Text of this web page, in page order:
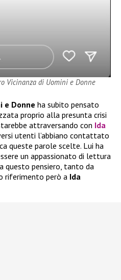
Vicinanza di Uomini e Donne
e Donne ha subito pensato
proprio alla presunta crisi
attraversando con Ida
utenti l’abbiano contattato
queste parole scelte. Lui ha
un appassionato di lettura
questo pensiero, tanto da
riferimento però a Ida